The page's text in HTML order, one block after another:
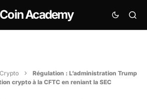
Coin Academy
Régulation : L’administration Trump
crypto à la CFTC en reniant la SEC